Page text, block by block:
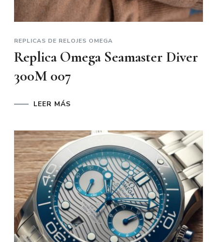
REPLICAS DE RELOJES OMEGA
Replica Omega Seamaster Diver
300M 007
LEER MÁS